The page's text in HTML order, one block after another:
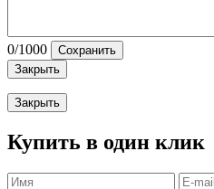
0/1000
Сохранить
Закрыть
Закрыть
Купить в один клик